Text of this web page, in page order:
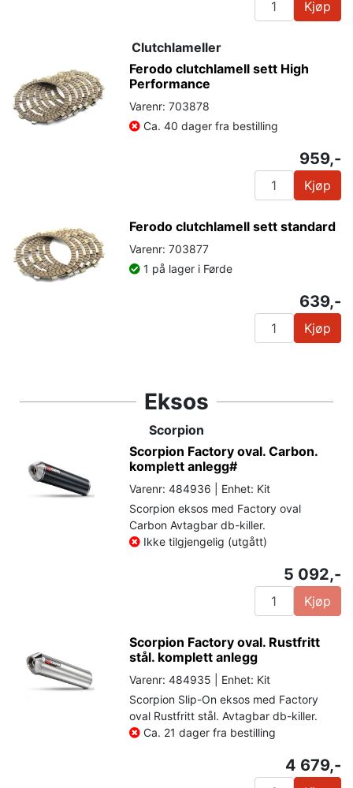
Kjøp
Clutchlameller
Ferodo clutchlamell sett High
Performance
Varenr: 703878
Ca. 40 dager fra bestilling
959,-
Kjøp
Ferodo clutchlamell sett standard
Varenr: 703877
1 på lager i Førde
639,-
Kjøp
Eksos
Scorpion
Scorpion Factory oval. Carbon.
komplett anlegg#
Varenr: 484936 | Enhet: Kit
Scorpion eksos med Factory oval
Carbon Avtagbar db-killer.
Ikke tilgjengelig (utgått)
5 092,-
Kjøp
Scorpion Factory oval. Rustfritt
stål. komplett anlegg
Varenr: 484935 | Enhet: Kit
Scorpion Slip-On eksos med Factory
oval Rustfritt stål. Avtagbar db-killer.
Ca. 21 dager fra bestilling
4 679,-